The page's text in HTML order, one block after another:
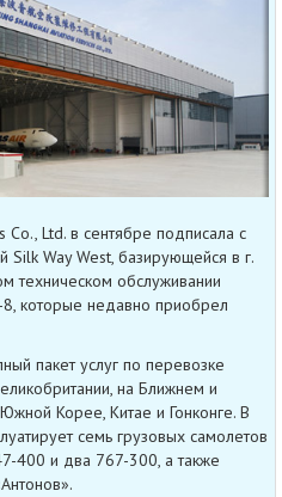
Ltd. в сентябре подписала с
Silk Way West, базирующейся в г.
техническом обслуживании
которые недавно приобрел
пакет услуг по перевозке
на Ближнем и
Корее, Китае и Гонконге. В
семь грузовых самолетов
400 и два 767-300, а также